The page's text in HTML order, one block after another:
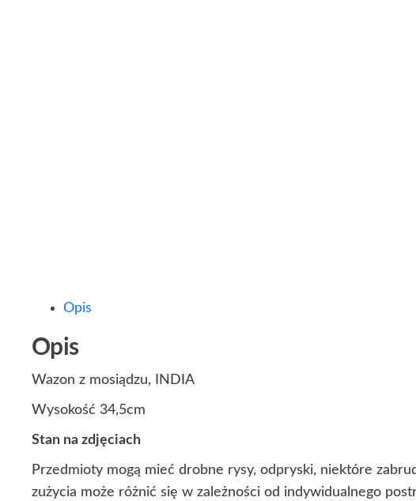
Opis
Opis
Wazon z mosiądzu, INDIA
Wysokość 34,5cm
Stan na zdjęciach
Przedmioty mogą mieć drobne rysy, odpryski, niektóre
zużycia może różnić się w zależności od indywidualnego